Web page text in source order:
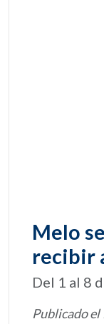
Melo
recibir
Del 1 al 8
Publicado